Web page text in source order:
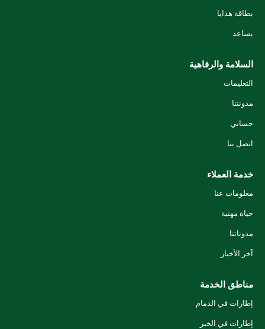
بطاقة هدايا
يساعد
السلامة والرفاهية
التعليمات
مدونتنا
حسابي
اتصل بنا
خدمة العملاء
معلومات عنا
حياة مهنية
مدوناتنا
آخر الأخبار
مناطق الخدمة
إطارات في الدمام
إطارات في الخبر